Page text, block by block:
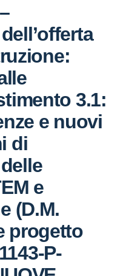
3.1:
e nuovi
di
e
(D.M.
progetto
P-